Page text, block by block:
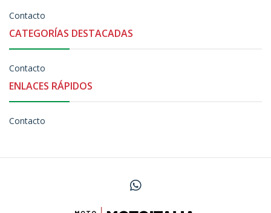
Contacto
CATEGORÍAS DESTACADAS
Contacto
ENLACES RÁPIDOS
Contacto